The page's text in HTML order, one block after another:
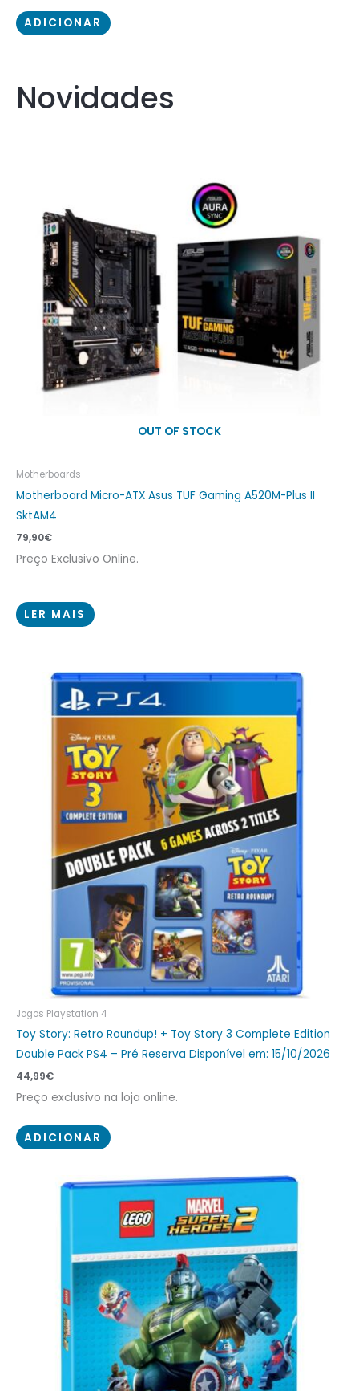
ADICIONAR
Novidades
OUT OF STOCK
Motherboards
Motherboard Micro-ATX Asus TUF Gaming A520M-Plus II
SktAM4
79,90€
Preço Exclusivo Online.
LER MAIS
Jogos Playstation 4
Toy Story: Retro Roundup! + Toy Story 3 Complete Edition
Double Pack PS4 – Pré Reserva Disponível em: 15/10/2026
44,99€
Preço exclusivo na loja online.
ADICIONAR